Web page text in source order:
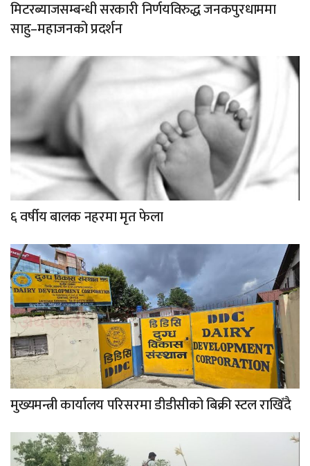
मिटरब्याजसम्बन्धी सरकारी निर्णयविरुद्ध जनकपुरधाममा
साहु–महाजनको प्रदर्शन
६ वर्षीय बालक नहरमा मृत फेला
मुख्यमन्त्री कार्यालय परिसरमा डीडीसीको बिक्री स्टल राखिँदै